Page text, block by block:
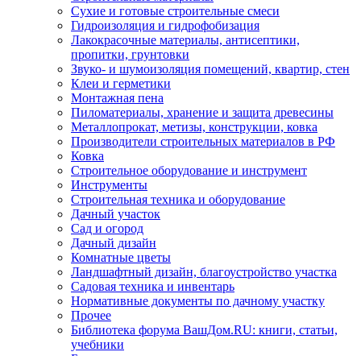
Сухие и готовые строительные смеси
Гидроизоляция и гидрофобизация
Лакокрасочные материалы, антисептики,
пропитки, грунтовки
Звуко- и шумоизоляция помещений, квартир, стен
Клеи и герметики
Монтажная пена
Пиломатериалы, хранение и защита древесины
Металлопрокат, метизы, конструкции, ковка
Производители строительных материалов в РФ
Ковка
Строительное оборудование и инструмент
Инструменты
Строительная техника и оборудование
Дачный участок
Сад и огород
Дачный дизайн
Комнатные цветы
Ландшафтный дизайн, благоустройство участка
Садовая техника и инвентарь
Нормативные документы по дачному участку
Прочее
Библиотека форума ВашДом.RU: книги, статьи,
учебники